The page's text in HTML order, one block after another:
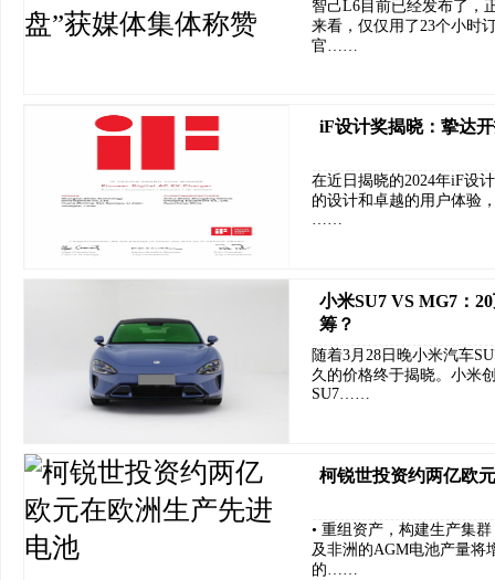
智己L6目前已经发布了，
来看，仅仅用了23个小时
官……
iF设计奖揭晓：挚达
在近日揭晓的2024年iF设
的设计和卓越的用户体验
……
小米SU7 VS MG7：
筹？
随着3月28日晚小米汽车
久的价格终于揭晓。小米
SU7……
柯锐世投资约两亿欧
• 重组资产，构建生产集
及非洲的AGM电池产量将
的……